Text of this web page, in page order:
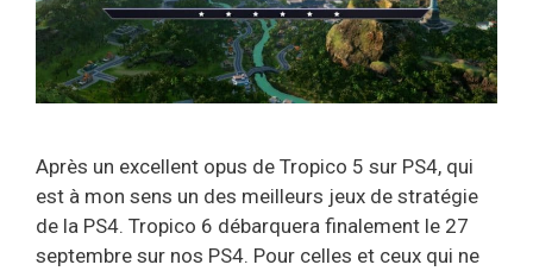
Après un excellent opus de Tropico 5 sur PS4, qui
est à mon sens un des meilleurs jeux de stratégie
de la PS4. Tropico 6 débarquera finalement le 27
septembre sur nos PS4. Pour celles et ceux qui ne